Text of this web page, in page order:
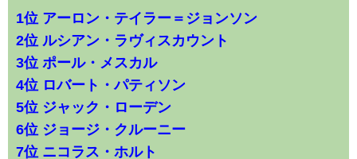
1位 アーロン・テイラー＝ジョンソン
2位 ルシアン・ラヴィスカウント
3位 ポール・メスカル
4位 ロバート・パティソン
5位 ジャック・ローデン
6位 ジョージ・クルーニー
7位 ニコラス・ホルト